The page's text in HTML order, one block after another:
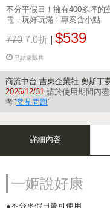
不分平假日！擁有400多坪的
電，玩好玩滿！專案含小點
770 7.0折 $539
已結束販售
商流中台-吉東企業社-奧斯丁
2026/12/31,請於使用期間內
考"常見問題"
詳細內容
一姬說好康
●不分平假日皆可使用